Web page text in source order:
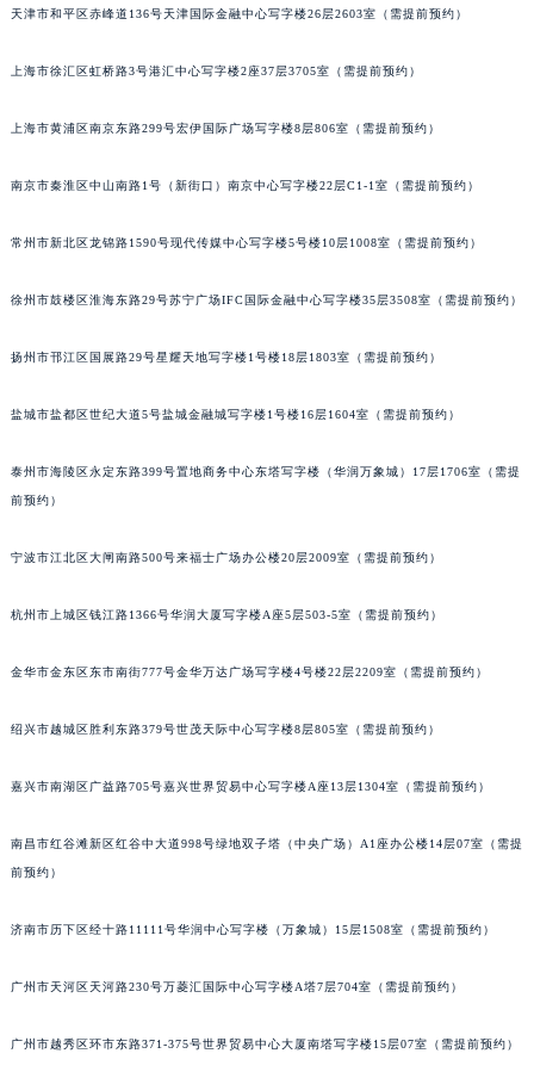
天津市和平区赤峰道136号天津国际金融中心写字楼26层2603室（需提前预约）
上海市徐汇区虹桥路3号港汇中心写字楼2座37层3705室（需提前预约）
上海市黄浦区南京东路299号宏伊国际广场写字楼8层806室（需提前预约）
南京市秦淮区中山南路1号（新街口）南京中心写字楼22层C1-1室（需提前预约）
常州市新北区龙锦路1590号现代传媒中心写字楼5号楼10层1008室（需提前预约）
徐州市鼓楼区淮海东路29号苏宁广场IFC国际金融中心写字楼35层3508室（需提前预约）
扬州市邗江区国展路29号星耀天地写字楼1号楼18层1803室（需提前预约）
盐城市盐都区世纪大道5号盐城金融城写字楼1号楼16层1604室（需提前预约）
泰州市海陵区永定东路399号置地商务中心东塔写字楼（华润万象城）17层1706室（需提
前预约）
宁波市江北区大闸南路500号来福士广场办公楼20层2009室（需提前预约）
杭州市上城区钱江路1366号华润大厦写字楼A座5层503-5室（需提前预约）
金华市金东区东市南街777号金华万达广场写字楼4号楼22层2209室（需提前预约）
绍兴市越城区胜利东路379号世茂天际中心写字楼8层805室（需提前预约）
嘉兴市南湖区广益路705号嘉兴世界贸易中心写字楼A座13层1304室（需提前预约）
南昌市红谷滩新区红谷中大道998号绿地双子塔（中央广场）A1座办公楼14层07室（需提
前预约）
济南市历下区经十路11111号华润中心写字楼（万象城）15层1508室（需提前预约）
广州市天河区天河路230号万菱汇国际中心写字楼A塔7层704室（需提前预约）
广州市越秀区环市东路371-375号世界贸易中心大厦南塔写字楼15层07室（需提前预约）